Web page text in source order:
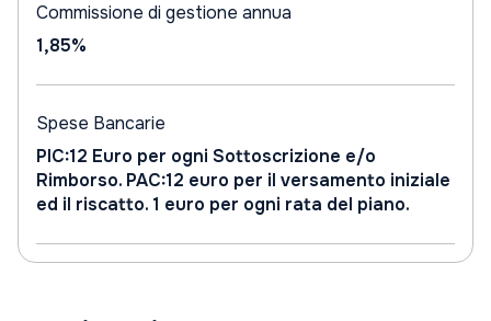
Commissione di gestione annua
1,85%
Spese Bancarie
PIC:12 Euro per ogni Sottoscrizione e/o
Rimborso. PAC:12 euro per il versamento iniziale
ed il riscatto. 1 euro per ogni rata del piano.